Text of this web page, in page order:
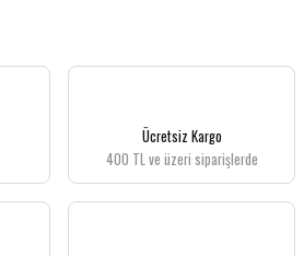
Ücretsiz Kargo
400 TL ve üzeri siparişlerde